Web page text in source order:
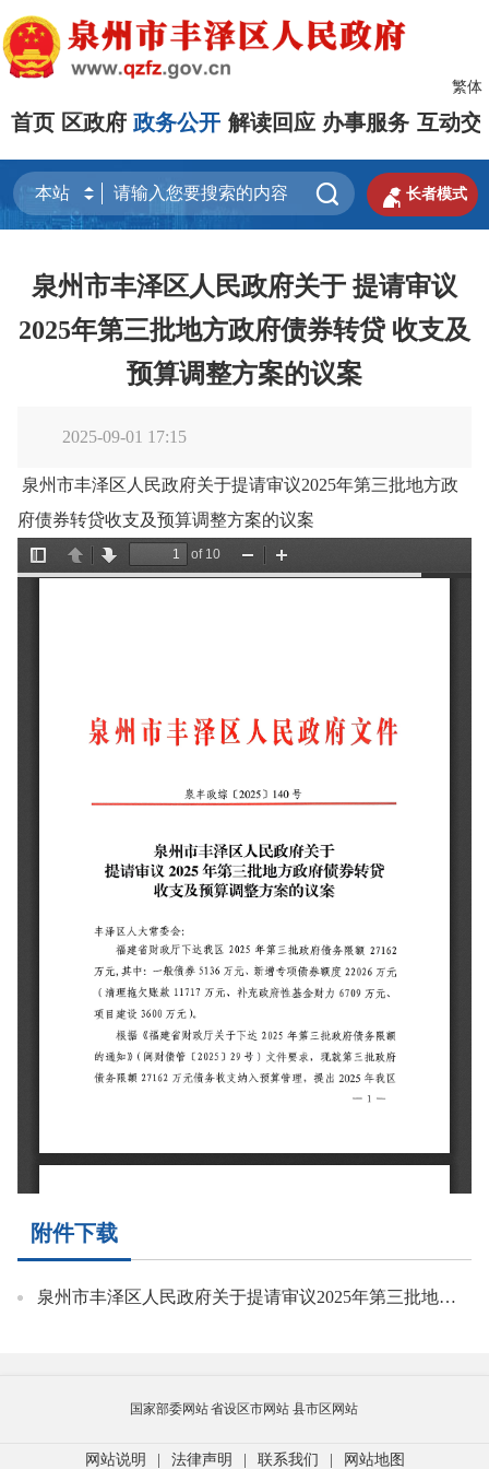
繁体
首页 区政府 政务公开 解读回应 办事服务 互动交
  长者模式
泉州市丰泽区人民政府关于 提请审议
2025年第三批地方政府债券转贷 收支及
预算调整方案的议案
2025-09-01 17:15
泉州市丰泽区人民政府关于提请审议2025年第三批地方政
府债券转贷收支及预算调整方案的议案
附件下载
泉州市丰泽区人民政府关于提请审议2025年第三批地方政府债券转贷收支及预算调整方案的议案.pdf
国家部委网站省设区市网站 县市区网站
网站说明 | 法律声明 | 联系我们 | 网站地图